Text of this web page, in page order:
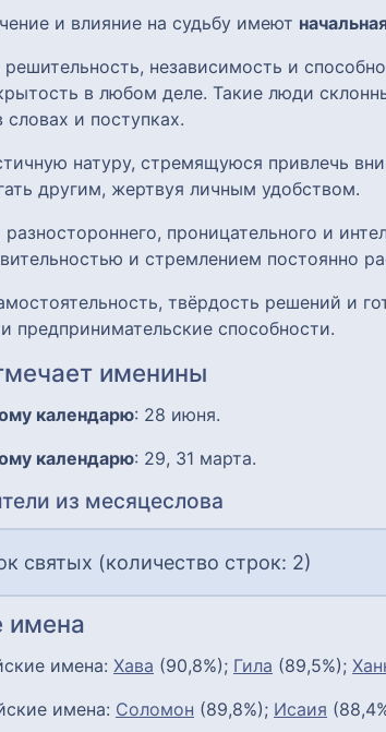
и влияние на судьбу имеют
независимость и
в любом деле. Такие люди
и поступках.
натуру, стремящуюся привлечь
другим, жертвуя личным удобством.
проницательного и
и стремлением постоянно
твёрдость решений и
предпринимательские способности.
именины
календарю: 28 июня.
календарю: 29, 31 марта.
из месяцеслова
святых (количество строк: 2)
имена
имена: Хава (90,8%); Гила (89,5%);
имена: Соломон (89,8%); Исаия